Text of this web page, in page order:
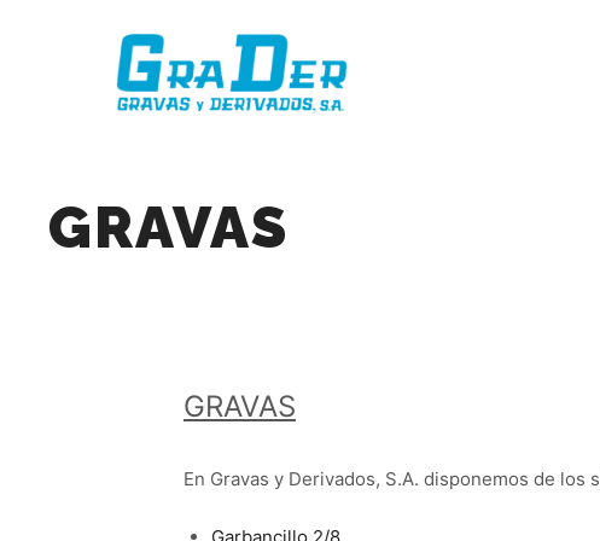
GRAVAS
GRAVAS
En Gravas y Derivados, S.A. disponemos de los